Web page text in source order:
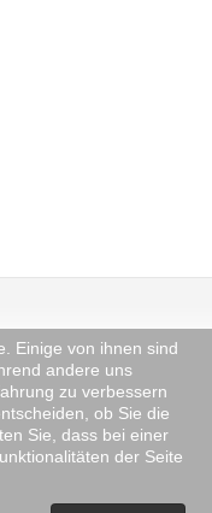
- Datenschutzerklärung
07:58:23.
Einige von ihnen sind
andere uns
zu verbessern
ob Sie die
Sie, dass bei einer
der Seite